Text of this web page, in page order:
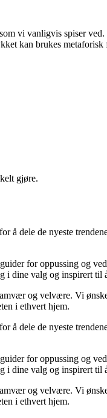
vi vanligvis spiser
kan brukes
gjøre.
dele de nyeste
for oppussing og
i dine valg og inspirert til
og velvære. Vi
i ethvert hjem.
dele de nyeste
for oppussing og
i dine valg og inspirert til
og velvære. Vi
i ethvert hjem.